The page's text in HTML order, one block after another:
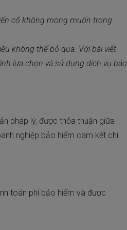
cố không mong muốn trong
không thể bỏ qua. Với bài viết
lựa chọn và sử dụng dịch vụ bảo
pháp lý, được thỏa thuận giữa
nghiệp bảo hiểm cam kết chi
toán phí bảo hiểm và được